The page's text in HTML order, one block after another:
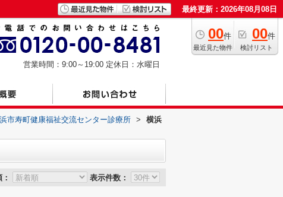
最終更新：2026年08月08日
00件
最近見た物件
00件
検討リスト
営業時間：9:00～19:00 定休日：水曜日
市寿町健康福祉交流センター診療所 >
横浜
表示件数：